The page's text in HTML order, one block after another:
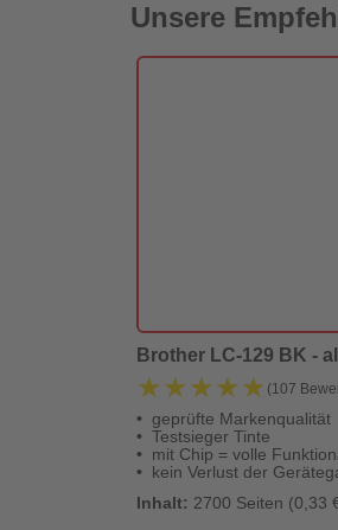
Unsere
Brother LC-129 BK -
★★★★★
★★★★★ (107
geprüfte Markenqualität
Testsieger Tinte
mit Chip = volle
kein Verlust der
Inhalt: 2700 Seiten (0,33